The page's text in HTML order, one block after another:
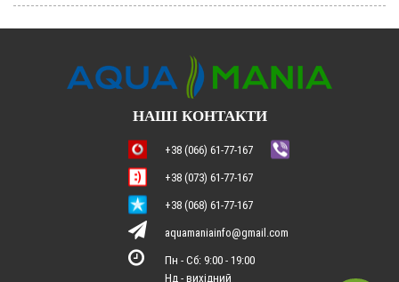
НАШІ КОНТАКТИ
+38 (066) 61-77-167
+38 (073) 61-77-167
+38 (068) 61-77-167
aquamaniainfo@gmail.com
Пн - Сб: 9:00 - 19:00